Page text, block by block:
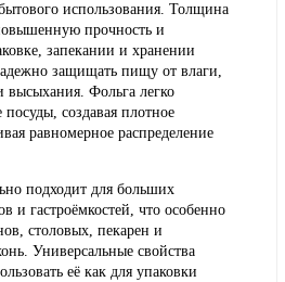
использования. Толщина
прочность и
запекании и хранении
защищать пищу от влаги,
высыхания. Фольга легко
создавая плотное
равномерное распределение
подходит для больших
и гастроёмкостей, что особенно
столовых, пекарен и
Универсальные свойства
её как для упаковки